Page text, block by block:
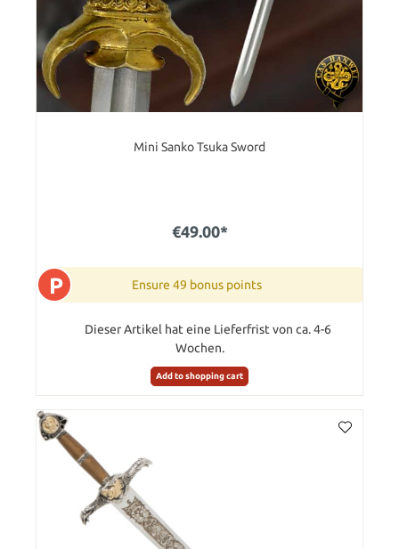
Mini Sanko Tsuka Sword
€49.00*
P Ensure 49 bonus points
Dieser Artikel hat eine Lieferfrist von ca. 4-6
Wochen.
Add to shopping cart